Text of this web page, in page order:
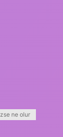
ne olur